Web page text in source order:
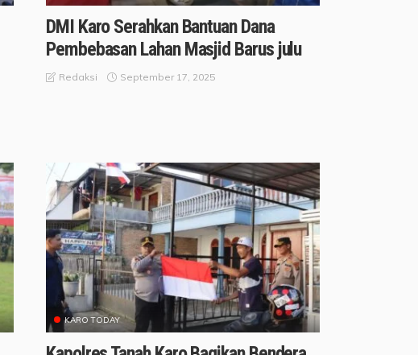
DMI Karo Serahkan Bantuan Dana
Pembebasan Lahan Masjid Barus julu
Redaksi September 17, 2025
KARO TODAY